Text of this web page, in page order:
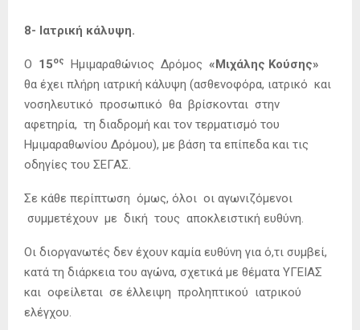
8- Ιατρική κάλυψη.
Ο 15ος Ημιμαραθώνιος Δρόμος «Μιχάλης Κούσης»
θα έχει πλήρη ιατρική κάλυψη (ασθενοφόρα, ιατρικό και
νοσηλευτικό προσωπικό θα βρίσκονται στην
αφετηρία, τη διαδρομή και τον τερματισμό του
Ημιμαραθωνίου Δρόμου), με βάση τα επίπεδα και τις
οδηγίες του ΣΕΓΑΣ.
Σε κάθε περίπτωση όμως, όλοι οι αγωνιζόμενοι
συμμετέχουν με δική τους αποκλειστική ευθύνη.
Οι διοργανωτές δεν έχουν καμία ευθύνη για ό,τι συμβεί,
κατά τη διάρκεια του αγώνα, σχετικά με θέματα ΥΓΕΙΑΣ
και οφείλεται σε έλλειψη προληπτικού ιατρικού
ελέγχου.